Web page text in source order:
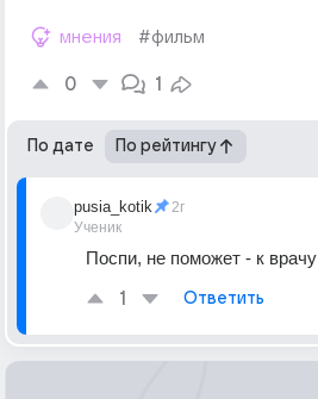
мнения #фильм
0 1
По дате По рейтингу
pusia_kotik
Ученик
2г
Поспи, не поможет - к врачу
1 Ответить